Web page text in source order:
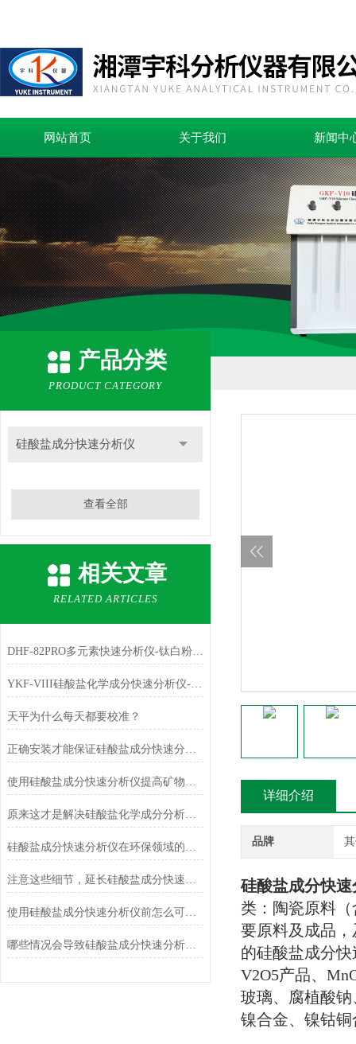
网站首页 关于我们 新闻中
产品分类
PRODUCT CATEGORY
硅酸盐成分快速分析仪
查看全部
相关文章
RELATED ARTICLES
DHF-82PRO多元素快速分析仪-钛白粉、金红石中主成份TiO2的测定
YKF-VIII硅酸盐化学成分快速分析仪-铁红中主成份Fe2O3的测定
天平为什么每天都要校准？
正确安装才能保证硅酸盐成分快速分析仪的正常运行
使用硅酸盐成分快速分析仪提高矿物加工效率
原来这才是解决硅酸盐化学成分分析常见故障的正确方法！
硅酸盐成分快速分析仪在环保领域的应用及前景
注意这些细节，延长硅酸盐成分快速分析仪使用寿命
使用硅酸盐成分快速分析仪前怎么可以不了解这些！
哪些情况会导致硅酸盐成分快速分析仪测定结果不准确？
详细介绍
品牌
硅酸盐成分快
类：陶瓷原料
要原料及成品
的硅酸盐成分
V2O5产品、
玻璃、腐植酸
镍合金、镍钴